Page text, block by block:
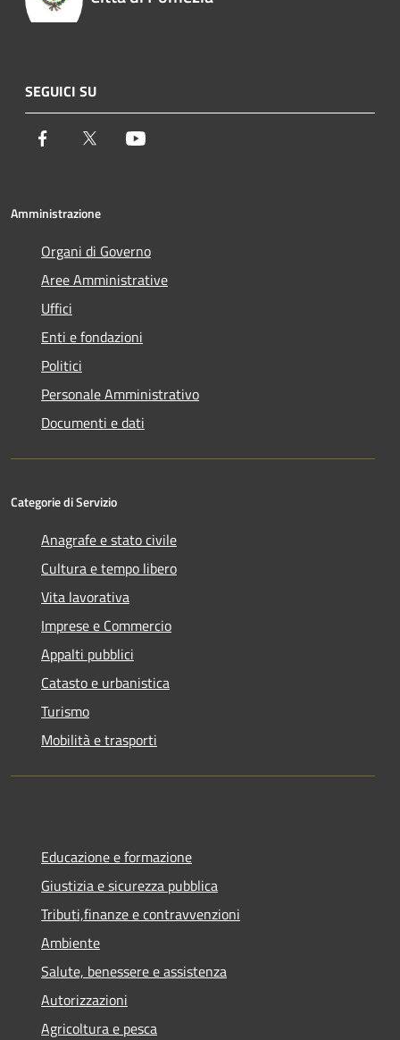
SEGUICI SU
Facebook Twitter
Amministrazione
Organi di Governo
Aree Amministrative
Uffici
Enti e fondazioni
Politici
Personale Amministrativo
Documenti e dati
Categorie di Servizio
Anagrafe e stato civile
Cultura e tempo libero
Vita lavorativa
Imprese e Commercio
Appalti pubblici
Catasto e urbanistica
Turismo
Mobilità e trasporti
Educazione e formazione
Giustizia e sicurezza pubblica
Tributi,finanze e contravvenzioni
Ambiente
Salute, benessere e assistenza
Autorizzazioni
Agricoltura e pesca